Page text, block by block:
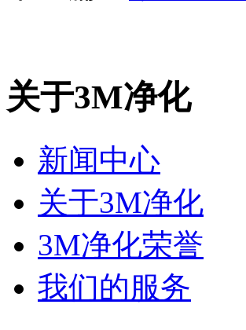
关于3M净化
新闻中心
关于3M净化
3M净化荣誉
我们的服务